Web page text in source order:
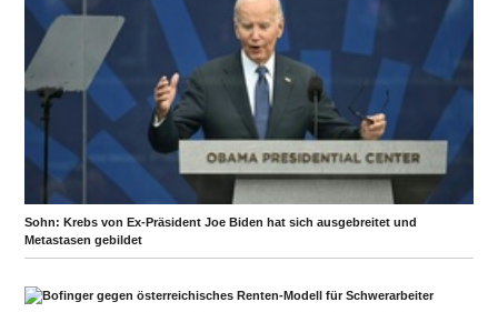
Sohn: Krebs von Ex-Präsident Joe Biden hat sich ausgebreitet und
Metastasen gebildet